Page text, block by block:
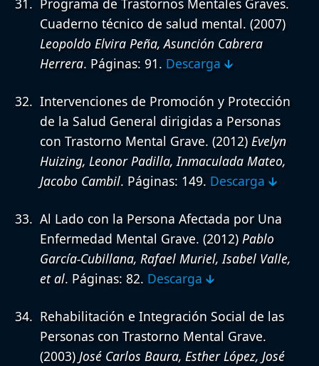
Cuaderno técnico de salud mental. (2007)
Leopoldo Elvira Peña, Asunción Cabrera
Herrera. Páginas: 91. Descarga 🡳
Intervenciones de Promoción y Protección
de la Salud General dirigidas a Personas
con Trastorno Mental Grave. (2012) Evelyn
Huizing, Leonor Padilla, Inmaculada Mateo,
Jacobo Cambil. Páginas: 149. Descarga 🡳
Al Lado con la Persona Afectada por Una
Enfermedad Mental Grave. (2012) Pablo
García-Cubillana, Rafael Muriel, Isabel Valle,
et al. Páginas: 82. Descarga 🡳
Rehabilitación e Integración Social de las
Personas con Trastorno Mental Grave.
(2003) José Carlos Baura, Esther López, José